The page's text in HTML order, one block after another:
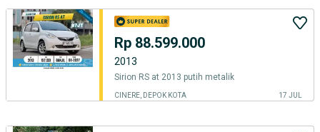
Rp 88.599.000
2013
Sirion RS at 2013 putih metalik
CINERE, DEPOK KOTA 17 JUL